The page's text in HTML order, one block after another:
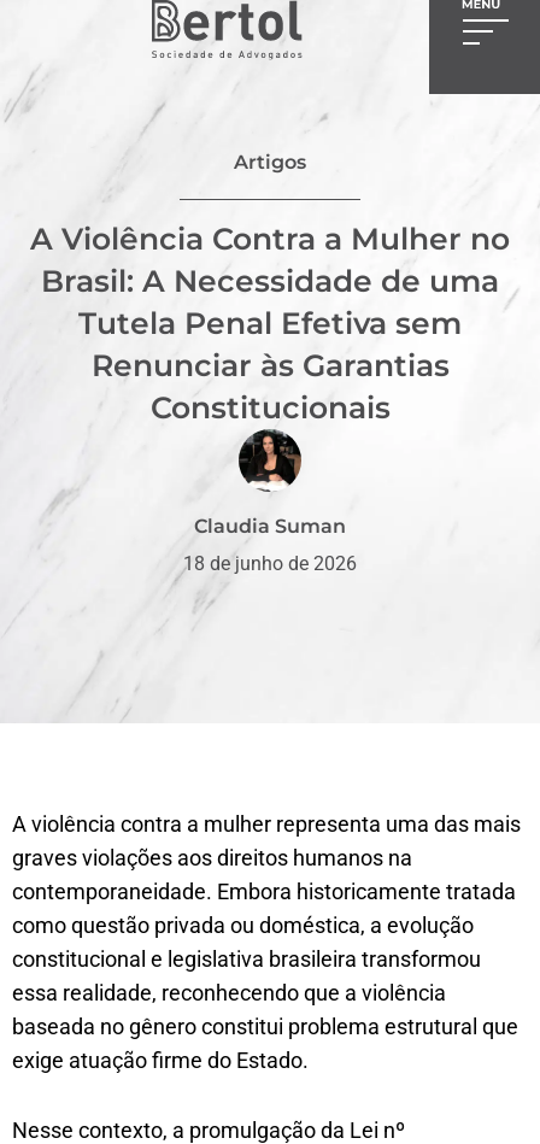
Artigos
A Violência Contra a Mulher no
Brasil: A Necessidade de uma
Tutela Penal Efetiva sem
Renunciar às Garantias
Constitucionais
Claudia Suman
18 de junho de 2026
A violência contra a mulher representa uma das mais
graves violações aos direitos humanos na
contemporaneidade. Embora historicamente tratada
como questão privada ou doméstica, a evolução
constitucional e legislativa brasileira transformou
essa realidade, reconhecendo que a violência
baseada no gênero constitui problema estrutural que
exige atuação firme do Estado.
Nesse contexto, a promulgação da Lei nº